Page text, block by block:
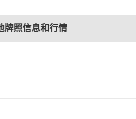
牌照信息和行情